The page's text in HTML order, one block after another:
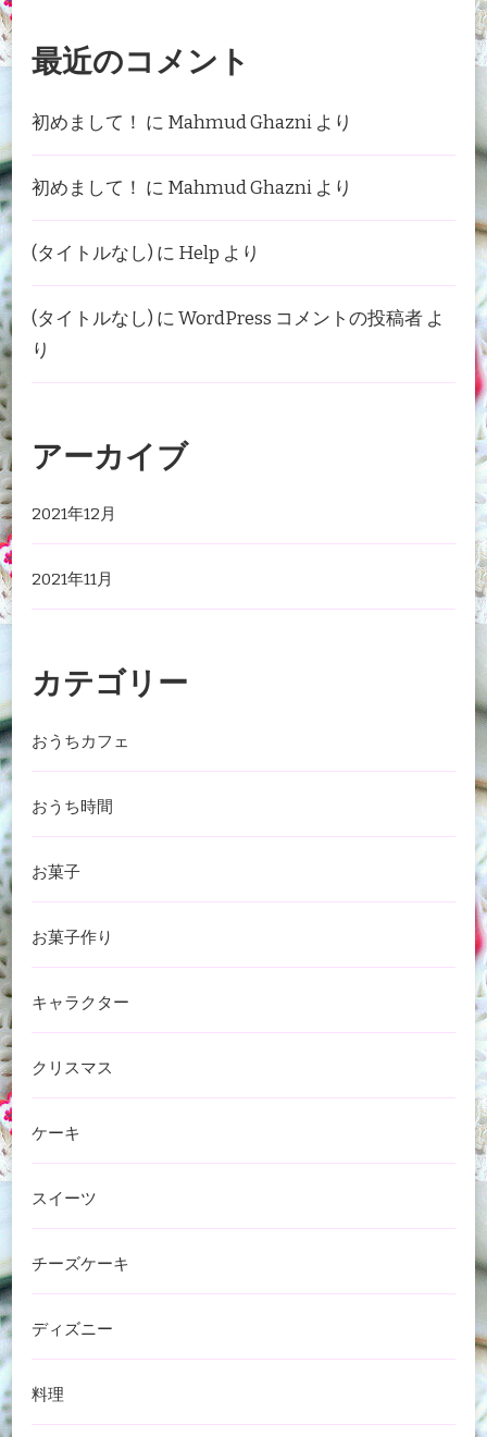
最近のコメント
初めまして！ に Mahmud Ghazni より
初めまして！ に Mahmud Ghazni より
(タイトルなし) に Help より
(タイトルなし) にWordPress コメントの投稿者 よ
り
アーカイブ
2021年12月
2021年11月
カテゴリー
おうちカフェ
おうち時間
お菓子
お菓子作り
キャラクター
クリスマス
ケーキ
スイーツ
チーズケーキ
ディズニー
料理